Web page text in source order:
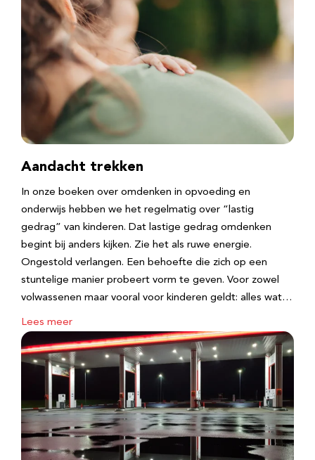
Aandacht trekken
In onze boeken over omdenken in opvoeding en
onderwijs hebben we het regelmatig over “lastig
gedrag” van kinderen. Dat lastige gedrag omdenken
begint bij anders kijken. Zie het als ruwe energie.
Ongestold verlangen. Een behoefte die zich op een
stuntelige manier probeert vorm te geven. Voor zowel
volwassenen maar vooral voor kinderen geldt: alles wat…
Lees meer